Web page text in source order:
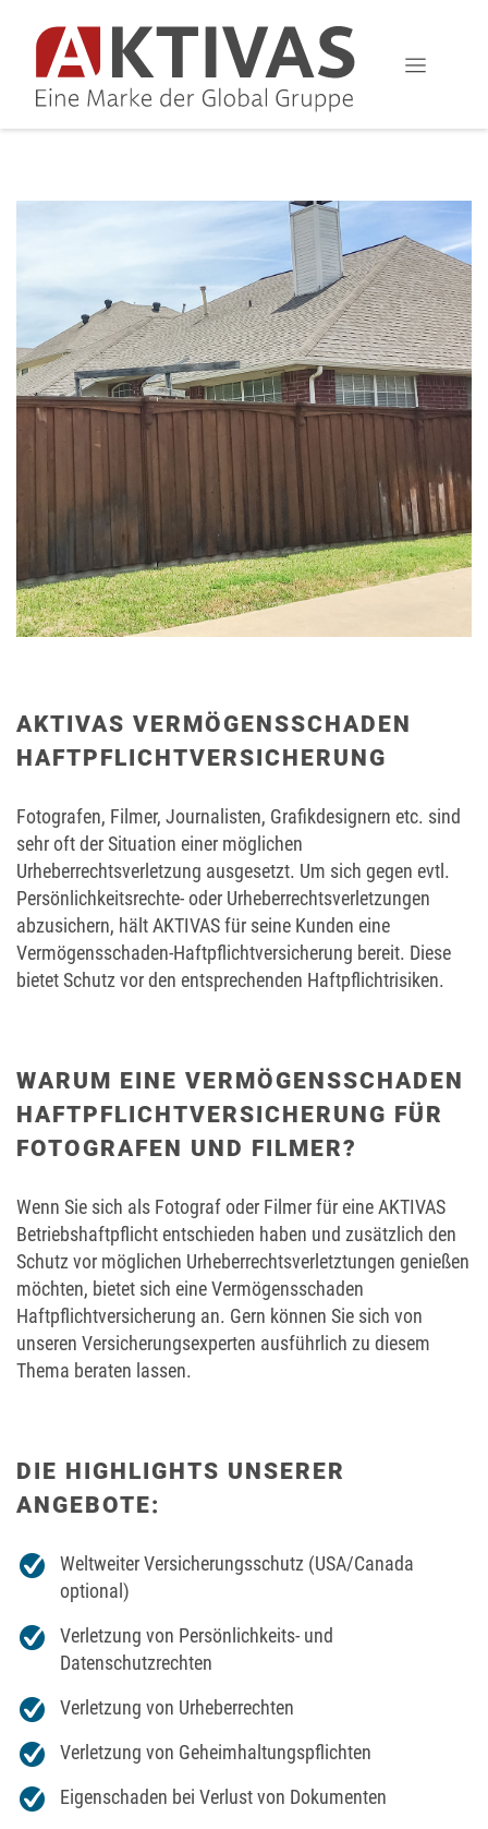
AKTIVAS VERMÖGENSSCHADEN
HAFTPFLICHTVERSICHERUNG
Fotografen, Filmer, Journalisten, Grafikdesignern etc. sind
sehr oft der Situation einer möglichen
Urheberrechtsverletzung ausgesetzt. Um sich gegen evtl.
Persönlichkeitsrechte- oder Urheberrechtsverletzungen
abzusichern, hält AKTIVAS für seine Kunden eine
Vermögensschaden-Haftpflichtversicherung bereit. Diese
bietet Schutz vor den entsprechenden Haftpflichtrisiken.
WARUM EINE VERMÖGENSSCHADEN
HAFTPFLICHTVERSICHERUNG FÜR
FOTOGRAFEN UND FILMER?
Wenn Sie sich als Fotograf oder Filmer für eine AKTIVAS
Betriebshaftpflicht entschieden haben und zusätzlich den
Schutz vor möglichen Urheberrechtsverletztungen genießen
möchten, bietet sich eine Vermögensschaden
Haftpflichtversicherung an. Gern können Sie sich von
unseren Versicherungsexperten ausführlich zu diesem
Thema beraten lassen.
DIE HIGHLIGHTS UNSERER
ANGEBOTE:
Weltweiter Versicherungsschutz (USA/Canada
optional)
Verletzung von Persönlichkeits- und
Datenschutzrechten
Verletzung von Urheberrechten
Verletzung von Geheimhaltungspflichten
Eigenschaden bei Verlust von Dokumenten